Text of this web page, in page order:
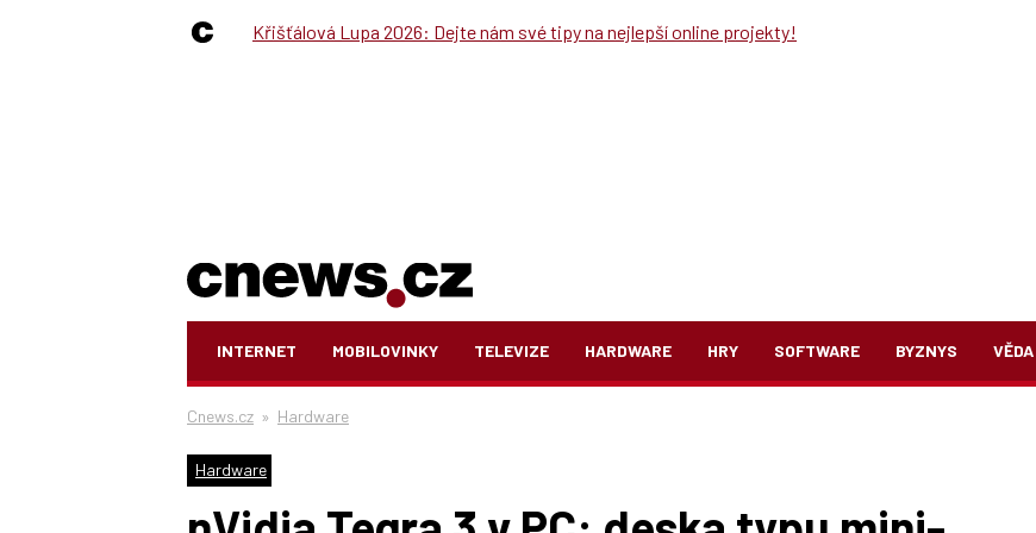
INTERNET MOBILOVINKY TELEVIZE HARDWARE HRY SOFTWARE BYZNYS VĚDA
Cnews.cz » Hardware
Hardware
Křišťálová Lupa 2026: Dejte nám své tipy na nejlepší online projekty!